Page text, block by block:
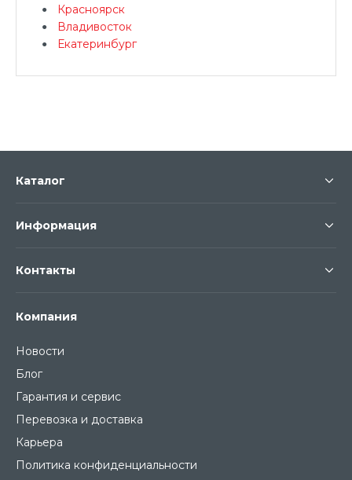
Красноярск
Владивосток
Екатеринбург
Компания
Новости
Блог
Гарантия и сервис
Перевозка и доставка
Карьера
Политика конфиденциальности
Каталог
Информация
Контакты